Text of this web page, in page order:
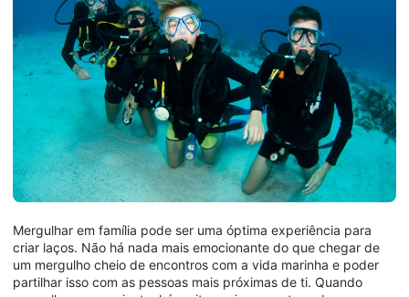
Mergulhar em família pode ser uma óptima experiência para
criar laços. Não há nada mais emocionante do que chegar de
um mergulho cheio de encontros com a vida marinha e poder
partilhar isso com as pessoas mais próximas de ti. Quando